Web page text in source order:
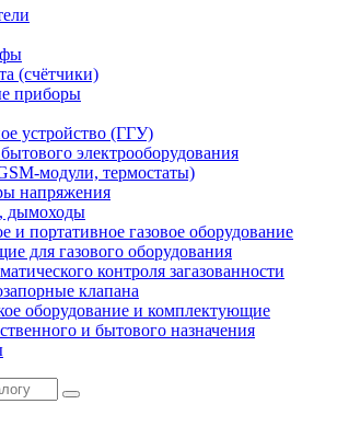
(счётчики)
приборы
устройство (ГГУ)
электрооборудования
модули, термостаты)
напряжения
дымоходы
и портативное газовое оборудование
для газового оборудования
контроля загазованности
клапана
оборудование и комплектующие
и бытового назначения